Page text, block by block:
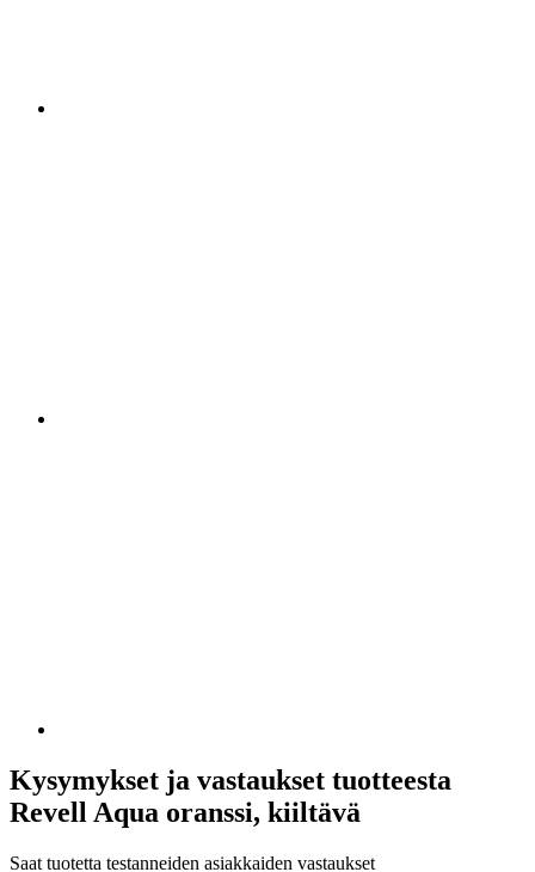
Kysymykset ja vastaukset tuotteesta
Revell Aqua oranssi, kiiltävä
Saat tuotetta testanneiden asiakkaiden vastaukset